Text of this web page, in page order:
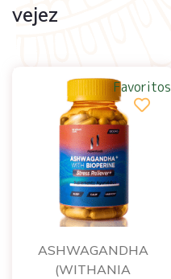
vejez
ASHWAGANDHA
(WITHANIA
Favoritos